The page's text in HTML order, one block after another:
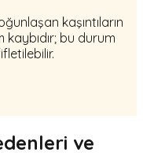
kaşıntıların
bu durum
ve